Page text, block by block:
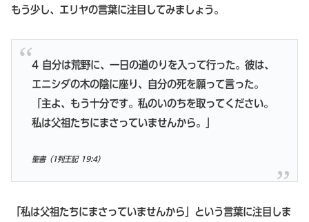
もう少し、エリヤの言葉に注目してみましょう。
4 自分は荒野に、一日の道のりを入って行った。彼は、
エニシダの木の陰に座り、自分の死を願って言った。
「主よ、もう十分です。私のいのちを取ってください。
私は父祖たちにまさっていませんから。」
聖書（1列王記 19:4）
「私は父祖たちにまさっていませんから」という言葉に注目しま